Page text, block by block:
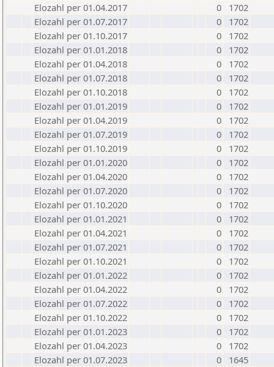
Elozahl per 01.04.2017
0
1702
Elozahl per 01.07.2017
0
1702
Elozahl per 01.10.2017
0
1702
Elozahl per 01.01.2018
0
1702
Elozahl per 01.04.2018
0
1702
Elozahl per 01.07.2018
0
1702
Elozahl per 01.10.2018
0
1702
Elozahl per 01.01.2019
0
1702
Elozahl per 01.04.2019
0
1702
Elozahl per 01.07.2019
0
1702
Elozahl per 01.10.2019
0
1702
Elozahl per 01.01.2020
0
1702
Elozahl per 01.04.2020
0
1702
Elozahl per 01.07.2020
0
1702
Elozahl per 01.10.2020
0
1702
Elozahl per 01.01.2021
0
1702
Elozahl per 01.04.2021
0
1702
Elozahl per 01.07.2021
0
1702
Elozahl per 01.10.2021
0
1702
Elozahl per 01.01.2022
0
1702
Elozahl per 01.04.2022
0
1702
Elozahl per 01.07.2022
0
1702
Elozahl per 01.10.2022
0
1702
Elozahl per 01.01.2023
0
1702
Elozahl per 01.04.2023
0
1702
Elozahl per 01.07.2023
0
1645